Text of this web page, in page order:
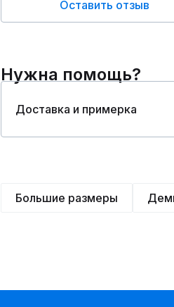
Оставить отзыв
Нужна помощь?
Доставка и примерка
Большие размеры